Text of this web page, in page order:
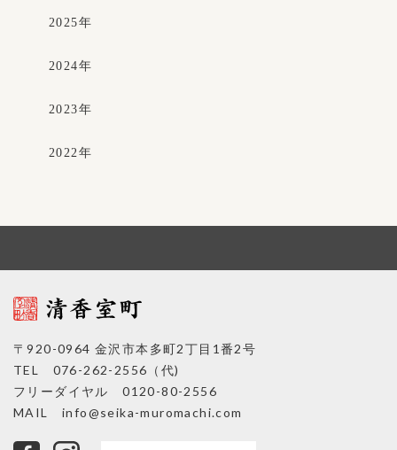
2025年
2024年
2023年
2022 年
〒920-0964 金沢市本多町2丁目1番2号
TEL 076-262-2556（代)
フリーダイヤル 0120-80-2556
MAIL info@seika-muromachi.com
facebook